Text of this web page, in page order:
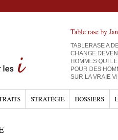
Table rase by
TABLERASE A
HOMMES QUI
POUR DES
SUR LA VRAIE
STRATÉGIE DOSSIERS